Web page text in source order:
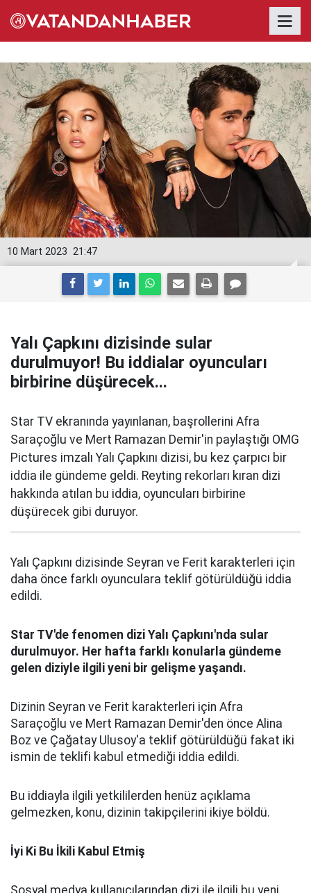
21:47
10 Mart 2023
Yalı Çapkını dizisinde sular
durulmuyor! Bu iddialar oyuncuları
birbirine düşürecek...
Star TV ekranında yayınlanan, başrollerini Afra
Saraçoğlu ve Mert Ramazan Demir'in paylaştığı OMG
Pictures imzalı Yalı Çapkını dizisi, bu kez çarpıcı bir
iddia ile gündeme geldi. Reyting rekorları kıran dizi
hakkında atılan bu iddia, oyuncuları birbirine
düşürecek gibi duruyor.
Yalı Çapkını dizisinde Seyran ve Ferit karakterleri için
daha önce farklı oyunculara teklif götürüldüğü iddia
edildi.
Star TV'de fenomen dizi Yalı Çapkını'nda sular
durulmuyor. Her hafta farklı konularla gündeme
gelen diziyle ilgili yeni bir gelişme yaşandı.
Dizinin Seyran ve Ferit karakterleri için Afra
Saraçoğlu ve Mert Ramazan Demir'den önce Alina
Boz ve Çağatay Ulusoy'a teklif götürüldüğü fakat iki
ismin de teklifi kabul etmediği iddia edildi.
Bu iddiayla ilgili yetkililerden henüz açıklama
gelmezken, konu, dizinin takipçilerini ikiye böldü.
İyi Ki Bu İkili Kabul Etmiş
Sosyal medya kullanıcılarından dizi ile ilgili bu yeni